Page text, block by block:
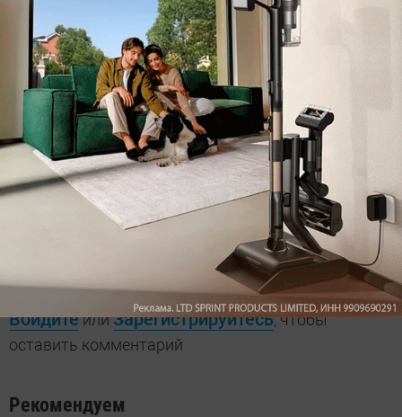
Telegram Одноклассники
ВКонтакте Дзен
Max YouTube
Комментарии Написать
Мы знаем, вам есть что сказать!
ВойдитеилиЗарегистрируйтесь, чтобы
оставить комментарий
Рекомендуем